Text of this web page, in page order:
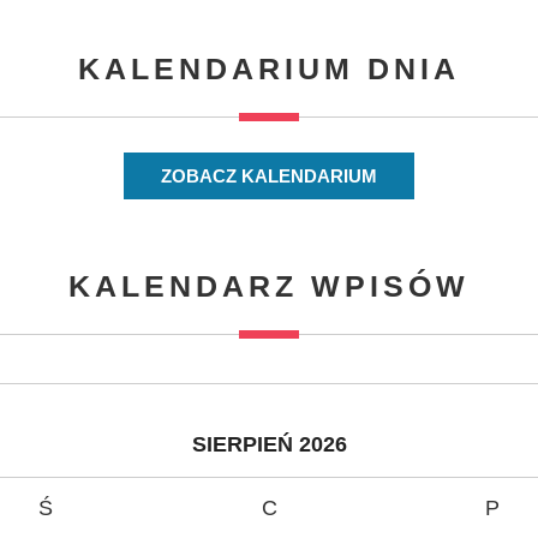
KALENDARIUM DNIA
ZOBACZ KALENDARIUM
KALENDARZ WPISÓW
SIERPIEŃ 2026
Ś C P